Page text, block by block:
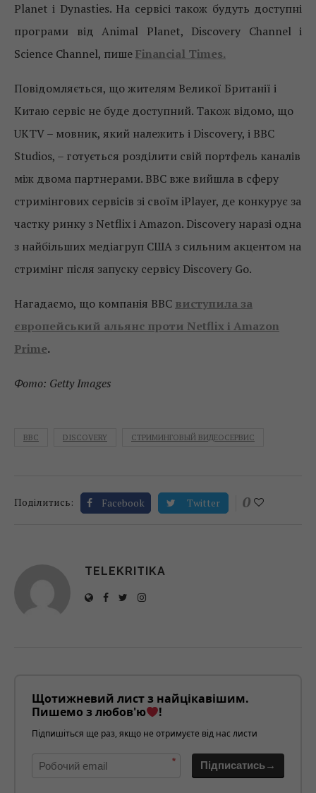
Planet і Dynasties. На сервісі також будуть доступні
програми від Animal Planet, Discovery Channel і
Science Channel, пишеFinancial Times.
Повідомляється, що жителям Великої Британії і
Китаю сервіс не буде доступний. Також відомо, що
UKTV – мовник, який належить і Discovery, і BBC
Studios, – готується розділити свій портфель каналів
між двома партнерами. BBC вже вийшла в сферу
стримінгових сервісів зі своїм iPlayer, де конкурує за
частку ринку з Netflix і Amazon. Discovery наразі одна
з найбільших медіагруп США з сильним акцентом на
стримінг після запуску сервісу Discovery Go.
Нагадаємо, що компанія BBC виступила за
європейський альянс проти Netflix і Amazon
Prime.
Фото: Getty Images
BBC DISCOVERY СТРИМИНГОВЫЙ ВИДЕОСЕРВИС
Поділитись: Facebook Twitter 0
TELEKRITIKA
Щотижневий лист з найцікавішим.
Пишемо з любов'ю
!
Підпишіться ще раз, якщо не отримуєте від нас листи
* Підписатись→